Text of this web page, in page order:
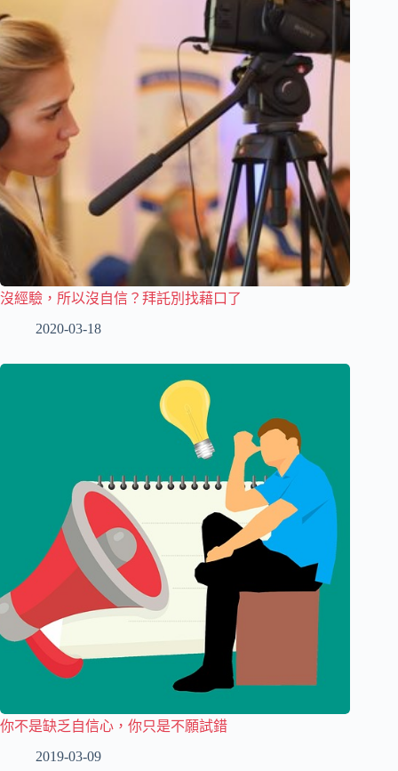
沒經驗，所以沒自信？拜託別找藉口了
2020-03-18
你不是缺乏自信心，你只是不願試錯
2019-03-09